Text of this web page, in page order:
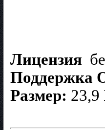
Лицензия
Поддержка
Размер: